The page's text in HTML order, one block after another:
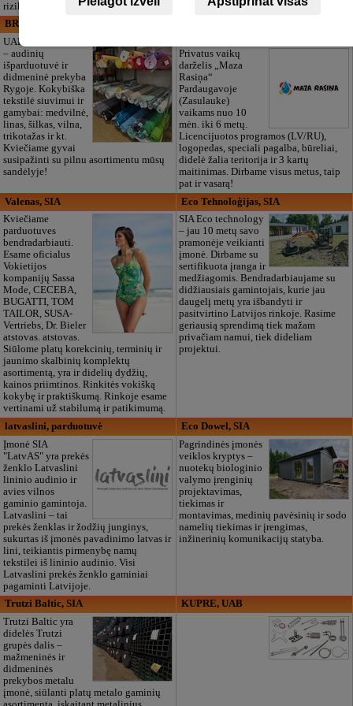
rizikos vertinimą.
pagerbti.
BRISTOLS ES, SIA
UAB „Bristols ES“
– audinių
išparduotuvė ir
didmeninė prekyba
Rygoje. Kokybiška
tekstilė siuvimui ir
gamybai: medvilnė,
linas, šilkas, vilna,
trikotažas ir kt.
Kviečiame gyvai
susipažinti su pilnu asortimentu mūsų
sandėlyje!
Privatus vaikų
darželis „Maza
Rasiņa“
Pardaugavoje
(Zasulauke)
vaikams nuo 10
mėn. iki 6 metų.
Licencijuotos programos (LV/RU),
logopedas, speciali pagalba, būreliai,
didelė žalia teritorija ir 3 kartų
maitinimas. Dirbame visus metus, taip
pat ir vasarą!
Valenas, SIA
Kviečiame
parduotuves
bendradarbiauti.
Esame oficialus
Vokietijos
kompanijų Sassa
Mode, CECEBA,
BUGATTI, TOM
TAILOR, SUSA-
Vertriebs, Dr. Bieler
atstovas. atstovas.
Siūlome platų korekcinių, terminių ir
jaunimo skalbinių komplektų
asortimentą, yra ir didelių dydžių,
kainos priimtinos. Rinkitės vokišką
kokybę ir praktiškumą. Rinkoje esame
vertinami už stabilumą ir patikimumą.
Eco Tehnoloģijas, SIA
SIA Eco technology
– jau 10 metų savo
pramonėje veikianti
įmonė. Dirbame su
sertifikuota įranga ir
medžiagomis. Bendradarbiaujame su
didžiausiais gamintojais, kurie jau
daugelį metų yra išbandyti ir
pasitvirtino Latvijos rinkoje. Rasime
geriausią sprendimą tiek mažam
privačiam namui, tiek dideliam
projektui.
latvaslini, parduotuvė
Įmonė SIA
"LatvAS" yra prekės
ženklo Latvaslini
lininio audinio ir
avies vilnos
gaminio gamintoja.
Latvaslini – tai
prekės ženklas ir žodžių junginys,
sukurtas iš įmonės pavadinimo latvas ir
lini, teikiantis pirmenybę namų
tekstilei iš lininio audinio. Visi
Latvaslini prekės ženklo gaminiai
pagaminti Latvijoje.
Eco Dowel, SIA
Pagrindinės įmonės
veiklos kryptys –
nuotekų biologinio
valymo įrenginių
projektavimas,
tiekimas ir
montavimas, medinių pavėsinių ir sodo
namelių tiekimas ir įrengimas,
inžinerinių komunikacijų statyba.
Trutzi Baltic, SIA
Trutzi Baltic yra
didelės Trutzi
grupės dalis –
mažmeninės ir
didmeninės
prekybos metalu
įmonė, siūlanti platų metalo gaminių
KUPRE, UAB